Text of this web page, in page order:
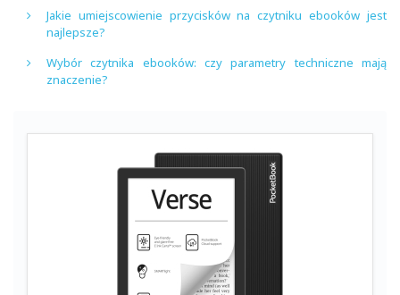
Jakie umiejscowienie przycisków na czytniku ebooków jest
najlepsze?
Wybór czytnika ebooków: czy parametry techniczne mają
znaczenie?